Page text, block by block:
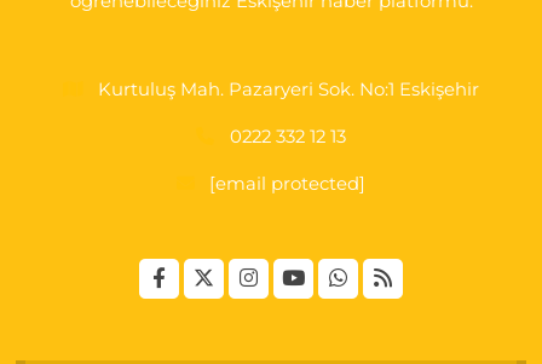
Kurtuluş Mah. Pazaryeri Sok. No:1 Eskişehir
0222 332 12 13
[email protected]